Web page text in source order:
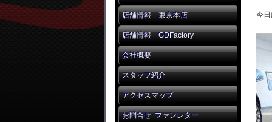
店舗情報 東京本店
店舗情報 GDFactory
会社概要
スタッフ紹介
アクセスマップ
お問合せ･ファンレター
今